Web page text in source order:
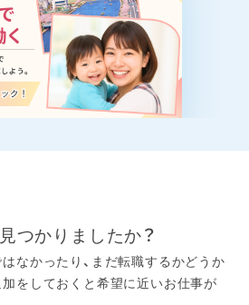
つかりましたか？
なかったり、まだ転職するかどうか
をしておくと希望に近いお仕事が